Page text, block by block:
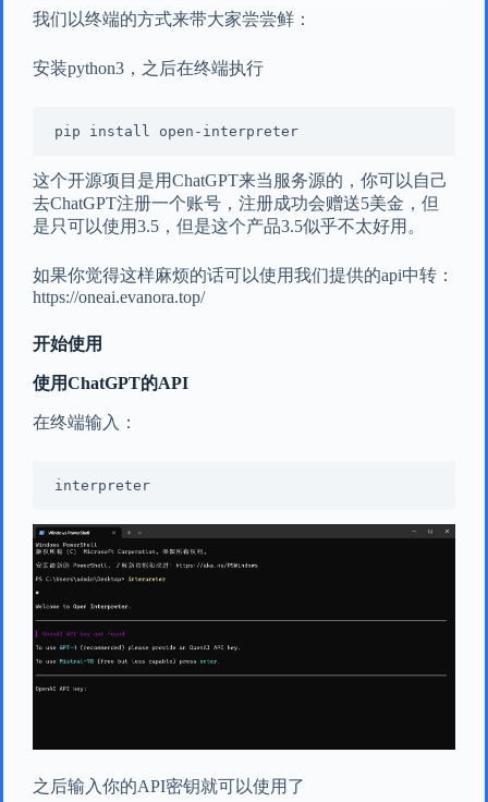
我们以终端的方式来带大家尝尝鲜：
安装python3，之后在终端执行
pip install open-interpreter
这个开源项目是用ChatGPT来当服务源的，你可以自己
去ChatGPT注册一个账号，注册成功会赠送5美金，但
是只可以使用3.5，但是这个产品3.5似乎不太好用。
如果你觉得这样麻烦的话可以使用我们提供的api中转：
https://oneai.evanora.top/
开始使用
使用ChatGPT的API
在终端输入：
interpreter
之后输入你的API密钥就可以使用了